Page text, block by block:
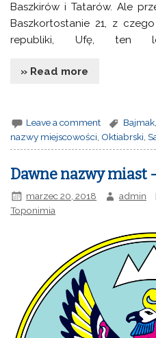
Baszkirów i Tatarów. Ale
Baszkortostanie 21, z
republiki, Ufę, ten
» Read more
Leave a comment Bajmak
nazwy miejscowości, Oktiabrski,
Dawne nazwy miast
marzec 20, 2018 admin
Toponimia